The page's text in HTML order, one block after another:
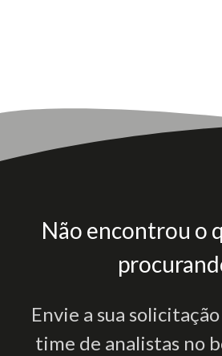
Não encontrou o
Envie a sua
time de analistas no